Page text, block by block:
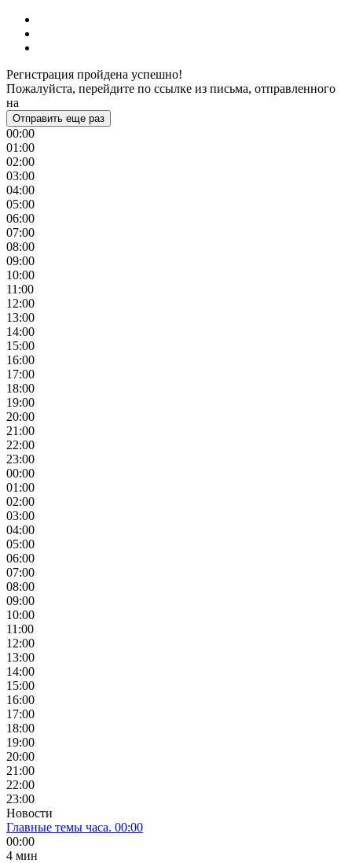
Регистрация пройдена успешно!
Пожалуйста, перейдите по ссылке из письма, отправленного
на
Отправить еще раз
00:00
01:00
02:00
03:00
04:00
05:00
06:00
07:00
08:00
09:00
10:00
11:00
12:00
13:00
14:00
15:00
16:00
17:00
18:00
19:00
20:00
21:00
22:00
23:00
00:00
01:00
02:00
03:00
04:00
05:00
06:00
07:00
08:00
09:00
10:00
11:00
12:00
13:00
14:00
15:00
16:00
17:00
18:00
19:00
20:00
21:00
22:00
23:00
Новости
Главные темы часа. 00:00
00:00
4 мин